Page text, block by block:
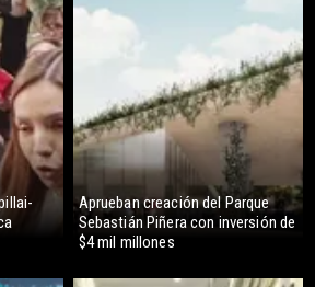
Aprueban creación del Parque
Sebastián Piñera con inversión de
$4 mil millones